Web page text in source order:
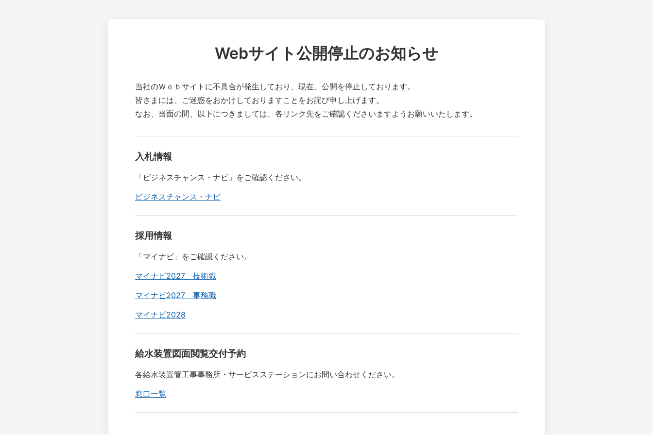
Webサイト公開停止のお知らせ
当社のＷｅｂサイトに不具合が発生しており、現在、公開を停止しております。
皆さまには、ご迷惑をおかけしておりますことをお詫び申し上げます。
なお、当面の間、以下につきましては、各リンク先をご確認くださいますようお願いいたします。
入札情報
「ビジネスチャンス・ナビ」をご確認ください。
ビジネスチャンス・ナビ
採用情報
「マイナビ」をご確認ください。
マイナビ2027 技術職
マイナビ2027 事務職
マイナビ2028
給水装置図面閲覧交付予約
各給水装置管工事事務所・サービスステーションにお問い合わせください。
窓口一覧